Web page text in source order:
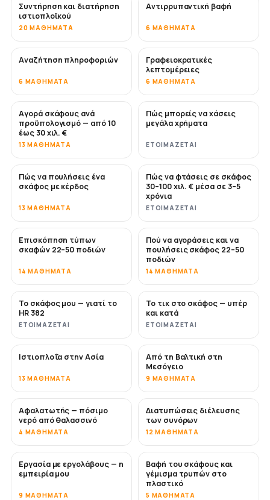
Συντήρηση και διατήρηση
ιστιοπλοϊκού
20 ΜΑΘΉΜΑΤΑ
ΣΎΝΤΟΜΑ
Αντιρρυπαντική βαφή
6 ΜΑΘΉΜΑΤΑ
Αναζήτηση πληροφοριών
6 ΜΑΘΉΜΑΤΑ
Γραφειοκρατικές
λεπτομέρειες
6 ΜΑΘΉΜΑΤΑ
ΣΎΝΤΟΜΑ
Αγορά σκάφους ανά
προϋπολογισμό — από 10
έως 30 χιλ. €
13 ΜΑΘΉΜΑΤΑ
ΣΎΝΤΟΜΑ
Πώς μπορείς να χάσεις
μεγάλα χρήματα
ΕΤΟΙΜΆΖΕΤΑΙ
ΝΈΟ
Πώς να πουλήσεις ένα
σκάφος με κέρδος
13 ΜΑΘΉΜΑΤΑ
ΝΈΟ
Πώς να φτάσεις σε σκάφος
30–100 χιλ. € μέσα σε 3–5
χρόνια
ΕΤΟΙΜΆΖΕΤΑΙ
ΣΎΝΤΟΜΑ
Επισκόπηση τύπων
σκαφών 22–50 ποδιών
14 ΜΑΘΉΜΑΤΑ
ΣΎΝΤΟΜΑ
Πού να αγοράσεις και να
πουλήσεις σκάφος 22–50
ποδιών
14 ΜΑΘΉΜΑΤΑ
ΣΎΝΤΟΜΑ
Το σκάφος μου — γιατί το
HR 382
ΕΤΟΙΜΆΖΕΤΑΙ
ΣΎΝΤΟΜΑ
Το τικ στο σκάφος — υπέρ
και κατά
ΕΤΟΙΜΆΖΕΤΑΙ
ΣΎΝΤΟΜΑ
Ιστιοπλοΐα στην Ασία
13 ΜΑΘΉΜΑΤΑ
ΣΎΝΤΟΜΑ
Από τη Βαλτική στη
Μεσόγειο
9 ΜΑΘΉΜΑΤΑ
ΣΎΝΤΟΜΑ
Αφαλατωτής — πόσιμο
νερό από θαλασσινό
4 ΜΑΘΉΜΑΤΑ
Διατυπώσεις διέλευσης
των συνόρων
12 ΜΑΘΉΜΑΤΑ
ΣΎΝΤΟΜΑ
Εργασία με εργολάβους — η
εμπειρία μου
9 ΜΑΘΉΜΑΤΑ
ΣΎΝΤΟΜΑ
Βαφή του σκάφους και
γέμισμα τρυπών στο
πλαστικό
5 ΜΑΘΉΜΑΤΑ